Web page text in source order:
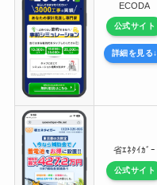
ECODA
公式サイト
詳細を見る↓
省ｴﾈﾀｲｶﾞｰ
公式サイト